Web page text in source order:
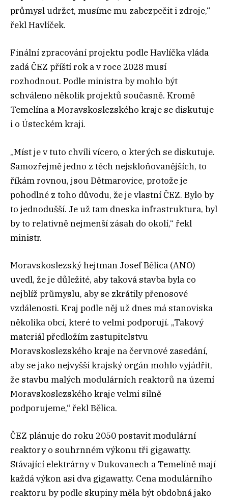
průmysl udržet, musíme mu zabezpečit i zdroje,“
řekl Havlíček.
Finální zpracování projektu podle Havlíčka vláda
zadá ČEZ příští rok a v roce 2028 musí
rozhodnout. Podle ministra by mohlo být
schváleno několik projektů současně. Kromě
Temelína a Moravskoslezského kraje se diskutuje
i o Ústeckém kraji.
„Míst je v tuto chvíli vícero, o kterých se diskutuje.
Samozřejmě jedno z těch nejskloňovanějších, to
říkám rovnou, jsou Dětmarovice, protože je
pohodlné z toho důvodu, že je vlastní ČEZ. Bylo by
to jednodušší. Je už tam dneska infrastruktura, byl
by to relativně nejmenší zásah do okolí,“ řekl
ministr.
Moravskoslezský hejtman Josef Bělica (ANO)
uvedl, že je důležité, aby taková stavba byla co
nejblíž průmyslu, aby se zkrátily přenosové
vzdálenosti. Kraj podle něj už dnes má stanoviska
několika obcí, které to velmi podporují. „Takový
materiál předložím zastupitelstvu
Moravskoslezského kraje na červnové zasedání,
aby se jako nejvyšší krajský orgán mohlo vyjádřit,
že stavbu malých modulárních reaktorů na území
Moravskoslezského kraje velmi silně
podporujeme,“ řekl Bělica.
ČEZ plánuje do roku 2050 postavit modulární
reaktory o souhrnném výkonu tři gigawatty.
Stávající elektrárny v Dukovanech a Temelíně mají
každá výkon asi dva gigawatty. Cena modulárního
reaktoru by podle skupiny měla být obdobná jako